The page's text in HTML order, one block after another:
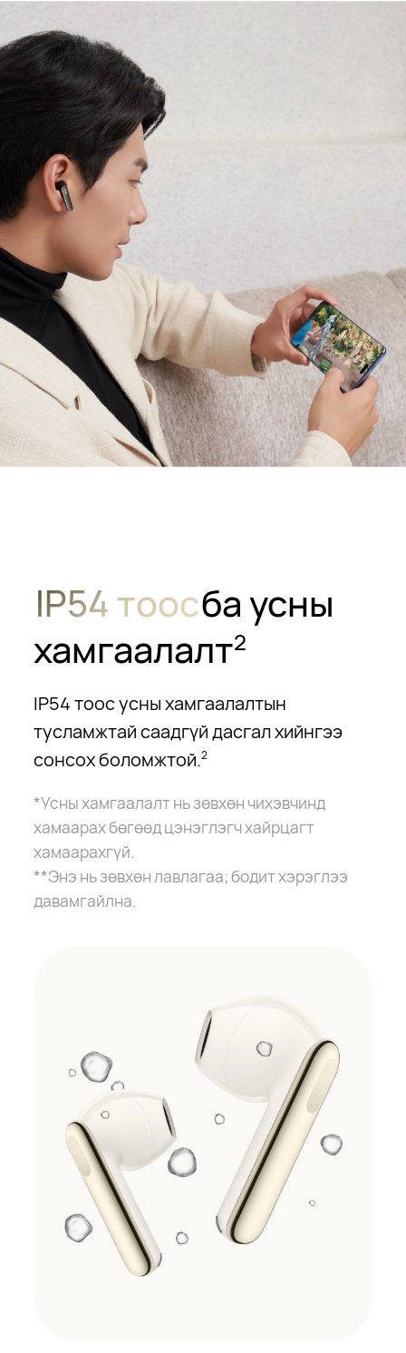
IP54 тоосба усны
хамгаалалт2
IP54 тоос усны хамгаалалтын
тусламжтай саадгүй дасгал хийнгээ
сонсох боломжтой.2
*Усны хамгаалалт нь зөвхөн чихэвчинд
хамаарах бөгөөд цэнэглэгч хайрцагт
хамаарахгүй.
**Энэ нь зөвхөн лавлагаа; бодит хэрэглээ
давамгайлна.